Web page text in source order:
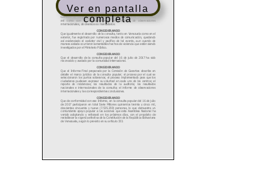
Ver en pantalla
completa